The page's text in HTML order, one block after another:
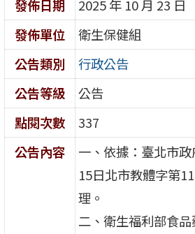
發佈日期
2025 年 10 月 23 日
發佈單位
衛生保健組
公告類別
行政公告
公告等級
公告
點閱次數
337
公告內容
一、依據：臺北市
15日北市教體字第
理。
二、衛生福利部食